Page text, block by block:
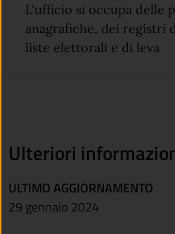
L'ufficio si occupa delle
anagrafiche, dei registri
liste elettorali e di leva
Ulteriori
ULTIMO AGGIORNAMENTO
29 gennaio 2024